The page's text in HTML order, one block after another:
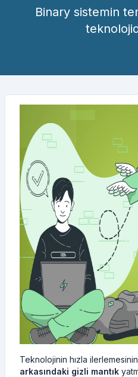
Binary sistemin
Teknolojinin hızla ilerlemesinin
arkasındaki gizli mantık